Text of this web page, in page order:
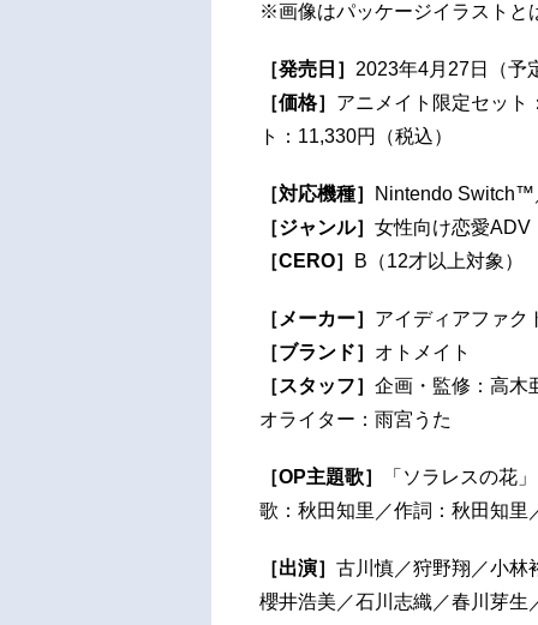
※画像はパッケージイラストと
［発売日］ 2023年4月27日（予
［価格］ アニメイト限定セット
ト：11,330円（税込）
［対応機種］
Nintendo
［ジャンル］ 女性向け恋愛ADV
［CERO］
B（12才以上対象）
［メーカー］ アイディアファク
［ブランド］ オトメイト
［スタッフ］ 企画・監修：高木
オライター：雨宮うた
［OP主題歌］
「ソラレスの花」
歌：秋田知里／作詞：秋田知里
［出演］ 古川慎／狩野翔／小林
櫻井浩美／石川志織／春川芽生